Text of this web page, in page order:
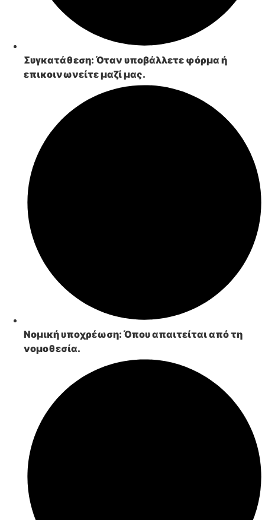
Συγκατάθεση: Όταν υποβάλλετε φόρμα ή
επικοινωνείτε μαζί μας.
Νομική υποχρέωση: Όπου απαιτείται από τη
νομοθεσία.